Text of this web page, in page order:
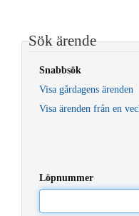
Sök ärende
Snabbsök
Visa gårdagens ärenden
Visa ärenden från en
Löpnummer